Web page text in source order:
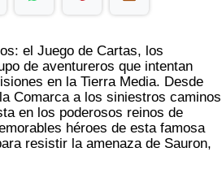
el Juego de Cartas, los
de aventureros que intentan
en la Tierra Media. Desde
Comarca a los siniestros caminos
en los poderosos reinos de
héroes de esta famosa
resistir la amenaza de Sauron,